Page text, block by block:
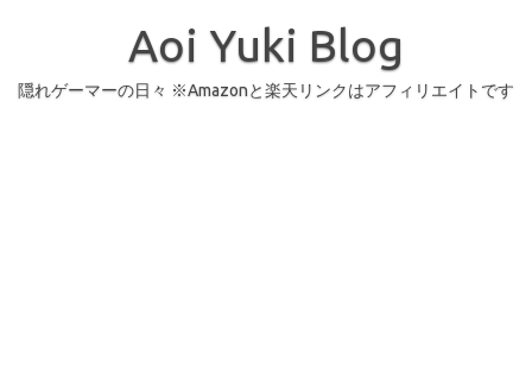
Aoi Yuki Blog
隠れゲーマーの日々 ※Amazonと楽天リンクはアフィリエイトです